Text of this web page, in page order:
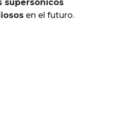
supersónicos
en el futuro.